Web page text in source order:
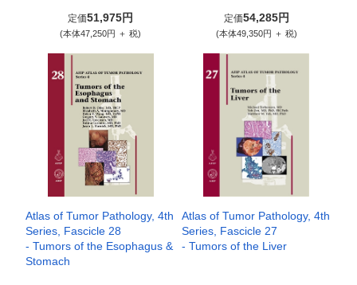
定価51,975円
(本体47,250円 ＋ 税)
定価54,285円
(本体49,350円 ＋ 税)
Atlas of Tumor Pathology, 4th
Series, Fascicle 28
- Tumors of the Esophagus &
Stomach
Atlas of Tumor Pathology, 4th
Series, Fascicle 27
- Tumors of the Liver